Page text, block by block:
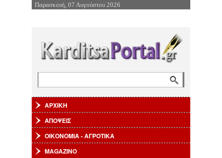
Επιστροφή στην Πλοήγηση
Παρασκευή, 07 Αυγούστου 2026
ΑΡΧΙΚΗ
ΑΠΟΨΕΙΣ
ΟΙΚΟΝΟΜΙΑ - ΑΓΡΟΤΙΚΑ
MAGAZINO